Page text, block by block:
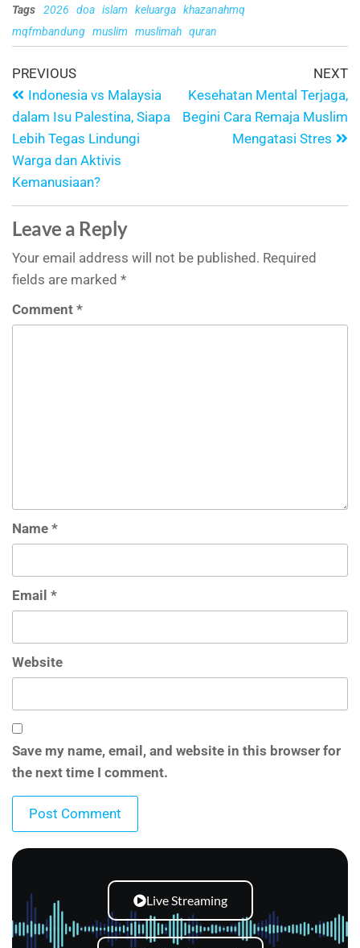
Tags 2026 doa islam keluarga khazanahmq
mqfmbandung muslim muslimah quran
PREVIOUS
Indonesia vs Malaysia
dalam Isu Palestina, Siapa
Lebih Tegas Lindungi
Warga dan Aktivis
Kemanusiaan?
NEXT
Kesehatan Mental Terjaga,
Begini Cara Remaja Muslim
Mengatasi Stres
Leave a Reply
Your email address will not be published. Required
fields are marked *
Comment *
Name *
Email *
Website
Save my name, email, and website in this browser for
the next time I comment.
Live Streaming